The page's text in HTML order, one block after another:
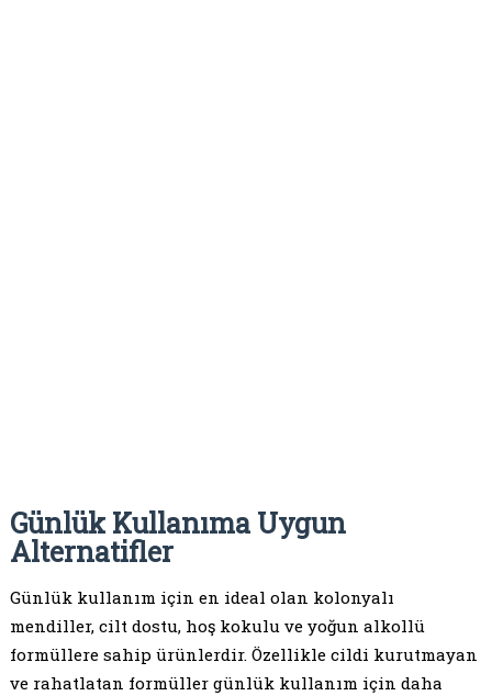
Günlük Kullanıma Uygun
Alternatifler
Günlük kullanım için en ideal olan kolonyalı
mendiller, cilt dostu, hoş kokulu ve yoğun alkollü
formüllere sahip ürünlerdir. Özellikle cildi kurutmayan
ve rahatlatan formüller günlük kullanım için daha